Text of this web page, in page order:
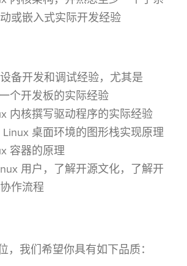
或嵌入式实际开发经验
备开发和调试经验，尤其是
个开发板的实际经验
内核撰写驱动程序的实际经验
桌面环境的图形栈实现原理
容器的原理
用户，了解开源文化，了解开
作流程
，我们希望你具有如下品质：